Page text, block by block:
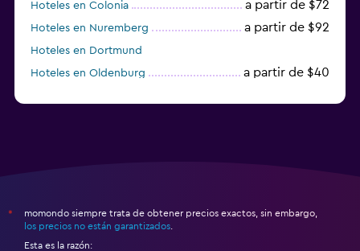
Hoteles en Colonia a partir de $72
Hoteles en Nuremberg a partir de $92
Hoteles en Dortmund
Hoteles en Oldenburg
a partir de $40
*
momondo siempre trata de obtener precios exactos, sin embargo,
los precios no están garantizados
Esta es la razón: